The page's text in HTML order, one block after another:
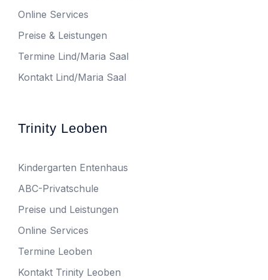
Online Services
Preise & Leistungen
Termine Lind/Maria Saal
Kontakt Lind/Maria Saal
Trinity Leoben
Kindergarten Entenhaus
ABC-Privatschule
Preise und Leistungen
Online Services
Termine Leoben
Kontakt Trinity Leoben